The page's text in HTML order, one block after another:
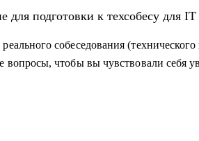
для подготовки к техсобесу для IT
собеседования
чтобы вы чувствовали себя